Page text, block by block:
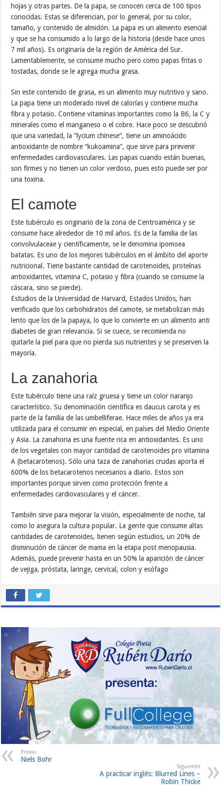
hojas y otras partes. De la papa, se conocen cerca de 100 tipos
conocidas. Estas se diferencian, por lo general, por su color,
tamaño, y contenido de almidón. La papa es un alimento esencial
y que se ha consumido a lo largo de la historia (desde hace unos
7 mil años). Es originaria de la región de América del Sur.
Lamentablemente, se consume mucho pero como papas fritas o
tostadas, donde se le agrega mucha grasa.
Sin este contenido de grasa, es un alimento muy nutritivo y sano.
La papa tiene un moderado nivel de calorías y contiene mucha
fibra y potasio. Contiene vitaminas importantes como la B6, la C y
minerales como el manganeso o el cobre. Hace poco se descubrió
que una variedad, la “lycium chinese”, tiene un aminoácido
antioxidante de nombre “kukoamina”, que sirve para prevenir
enfermedades cardiovasculares. Las papas cuando están buenas,
son firmes y no tienen un color verdoso, pues esto puede ser por
una toxina.
El camote
Este tubérculo es originario de la zona de Centroamérica y se
consume hace alrededor de 10 mil años. Es de la familia de las
convolvulaceae y científicamente, se le denomina ipomoea
batatas. Es uno de los mejores tubérculos en el ámbito del aporte
nutricional. Tiene bastante cantidad de carotenoides, proteínas
antioxidantes, vitamina C, potasio y fibra (cuando se consume la
cáscara, sino se pierde).
Estudios de la Universidad de Harvard, Estados Unidos, han
verificado que los carbohidratos del camote, se metabolizan más
lento que los de la papaya, lo que lo convierte en un alimento anti
diabetes de gran relevancia. Si se cuece, se recomienda no
quitarle la piel para que no pierda sus nutrientes y se preserven la
mayoría.
La zanahoria
Este tubérculo tiene una raíz gruesa y tiene un color naranjo
característico. Su denominación científica es daucus carota y es
parte de la familia de las umbelliferae. Hace miles de años ya era
utilizada para el consumir en especial, en países del Medio Oriente
y Asia. La zanahoria es una fuente rica en antioxidantes. Es uno
de los vegetales con mayor cantidad de carotenoides pro vitamina
A (betacarotenos). Sólo una taza de zanahorias crudas aporta el
600% de los betacarotenos necesarios a diario. Estos son
importantes porque sirven como protección frente a
enfermedades cardiovasculares y el cáncer.
También sirve para mejorar la visión, especialmente de noche, tal
como lo asegura la cultura popular. La gente que consume altas
cantidades de carotenoides, tienen según estudios, un 20% de
disminución de cáncer de mama en la etapa post menopausia.
Además, puede prevenir hasta en un 50% la aparición de cáncer
de vejiga, próstata, laringe, cervical, colon y esófago
Previo
Niels Bohr
Siguiente
A practicar inglés: Blurred Lines –
Robin Thicke